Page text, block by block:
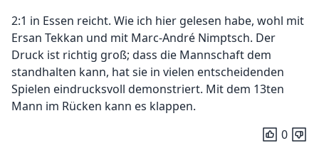
2:1 in Essen reicht. Wie ich hier gelesen habe, wohl mit
Ersan Tekkan und mit Marc-André Nimptsch. Der
Druck ist richtig groß; dass die Mannschaft dem
standhalten kann, hat sie in vielen entscheidenden
Spielen eindrucksvoll demonstriert. Mit dem 13ten
Mann im Rücken kann es klappen.
0